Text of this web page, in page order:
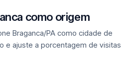
como origem
Braganca/PA como cidade de
e ajuste a porcentagem de visitas